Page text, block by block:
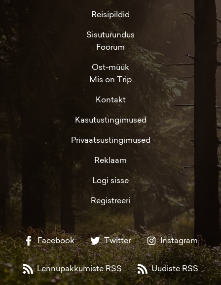
Reisipildid
Sisuturundus
Foorum
Ost-müük
Mis on Trip
Kontakt
Kasutustingimused
Privaatsustingimused
Reklaam
Logi sisse
Registreeri
Facebook Twitter Instagram
Lennupakkumiste RSS Uudiste RSS